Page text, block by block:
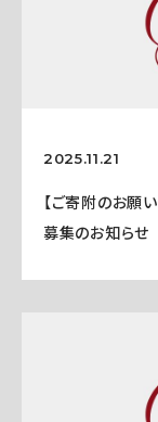
2025.11.21
【ご寄附のお願
募集のお知らせ